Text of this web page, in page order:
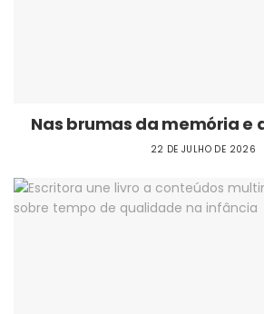
Nas brumas da memória e
22 DE JULHO DE 2026